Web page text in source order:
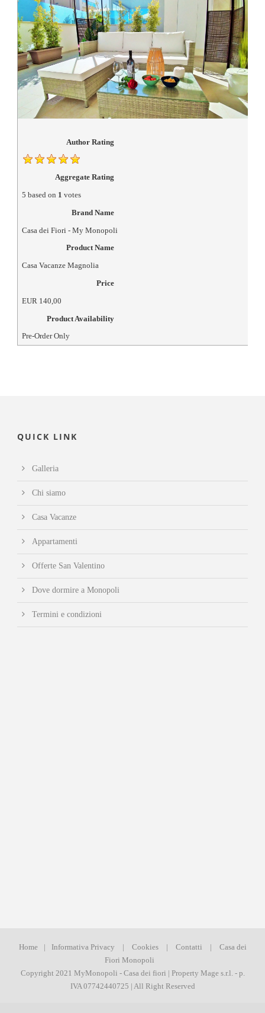
Author Rating
Aggregate Rating
5 based on 1 votes
Brand Name
Casa dei Fiori - My Monopoli
Product Name
Casa Vacanze Magnolia
Price
EUR 140,00
Product Availability
Pre-Order Only
QUICK LINK
Galleria
Chi siamo
Casa Vacanze
Appartamenti
Offerte San Valentino
Dove dormire a Monopoli
Termini e condizioni
Home | Informativa Privacy | Cookies | Contatti |
Casa dei
Fiori Monopoli
Copyright 2021 MyMonopoli - Casa dei fiori | Property Mage s.r.l. - p.
IVA 07742440725 | All Right Reserved